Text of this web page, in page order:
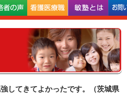
してきてよかったです。（茨城県